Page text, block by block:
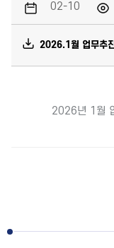
02-10
2026.1월 업무추
2026년 1월